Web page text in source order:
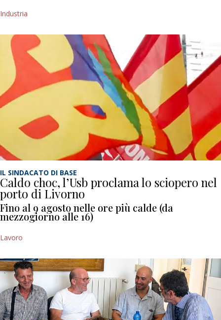
Industria
IL SINDACATO DI BASE
Caldo choc, l’Usb proclama lo sciopero nel
porto di Livorno
Fino al 9 agosto nelle ore più calde (da
mezzogiorno alle 16)
Lavoro